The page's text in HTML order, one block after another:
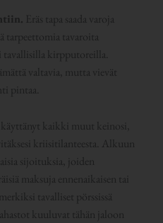
Eräs tapa saada varoja
tarpeettomia tavaroita
kirpputoreilla.
valtavia, mutta vievät
pintaa.
käyttänyt kaikki muut keinosi,
kriisitilanteesta. Alkuun
sijoituksia, joiden
maksuja ennenaikaisen tai
tavalliset pörssissä
kuuluvat tähän jaloon